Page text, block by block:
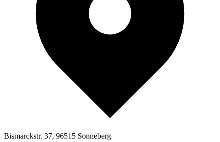
Bismarckstr. 37, 96515 Sonneberg